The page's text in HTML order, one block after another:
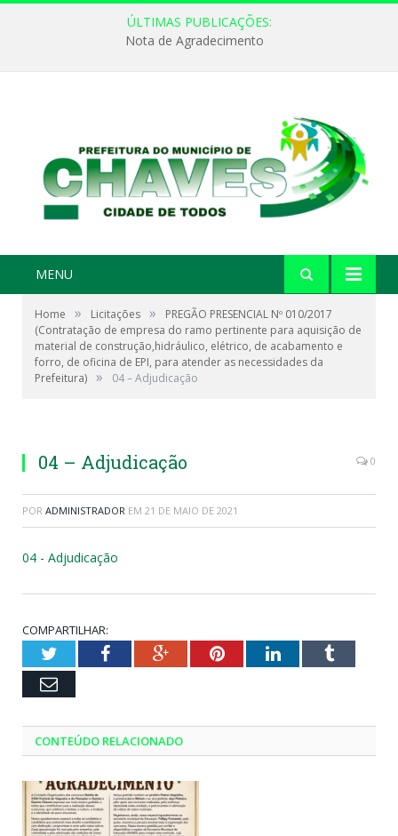
ÚLTIMAS PUBLICAÇÕES:
Nota de Agradecimento
MENU
Home » Licitações »
PREGÃO PRESENCIAL Nº 010/2017
(Contratação de empresa do ramo pertinente para aquisição de
material de construção,hidráulico, elétrico, de acabamento e
forro, de oficina de EPI, para atender as necessidades da
Prefeitura) » 04 – Adjudicação
04 – Adjudicação 0
POR ADMINISTRADOR EM 21 DE MAIO DE 2021
04 - Adjudicação
COMPARTILHAR:
TwitterFacebookGoogle+PinterestLinkedInTumblr
Email
CONTEÚDO RELACIONADO